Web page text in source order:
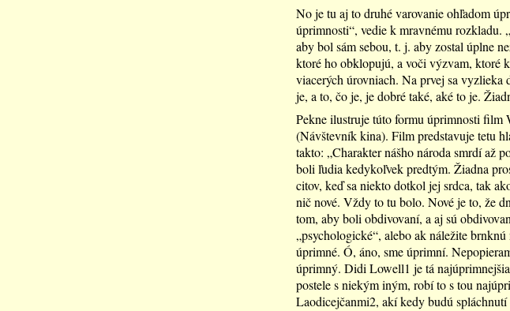
No je tu aj to druhé varovanie ohľadom
úprimnosti“, vedie k mravnému rozkladu.
aby bol sám sebou, t. j. aby zostal úplne
ktoré ho obklopujú, a voči výzvam, ktoré
viacerých úrovniach. Na prvej sa
je, a to, čo je, je dobré také, aké to je.
Pekne ilustruje túto formu úprimnosti film
(Návštevník kina). Film predstavuje tetu
takto: „Charakter nášho národa smrdí až
boli ľudia kedykoľvek predtým. Žiadna
citov, keď sa niekto dotkol jej srdca, tak
nič nové. Vždy to tu bolo. Nové je to, že
tom, aby boli obdivovaní, a aj sú
„psychologické“, alebo ak náležite
úprimné. Ó, áno, sme úprimní.
úprimný. Didi Lowell1 je tá
postele s niekým iným, robí to s tou
Laodicejčanmi2, akí kedy budú